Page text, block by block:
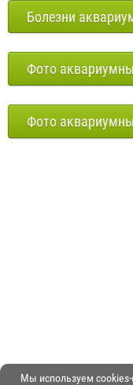
Мы используем
Болезни
Фото
Фото